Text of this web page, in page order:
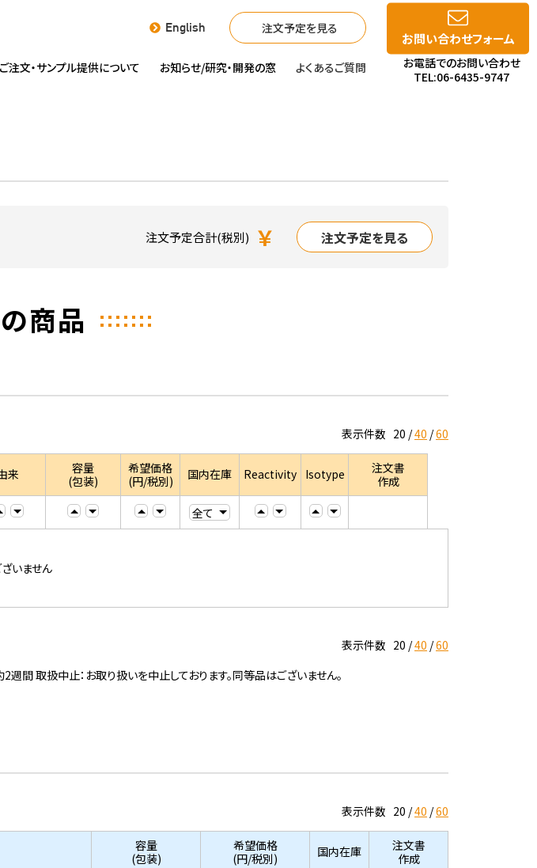
English 注文予定を見る
注文・サンプル提供について お知らせ/研究・開発の窓 よくあるご質問
お問い合わせフォーム
お電話でのお問い合わせ
TEL:06-6435-9747
注文予定合計(税別) ￥ 注文予定を見る
商品
表示件数 20 40 60
来
容量
(包装)
希望価格
(円/税別)
国内在庫 Reactivity Isotype
注文書
作成
いません
表示件数 20 40 60
取扱中止：お取り扱いを中止しております。同等品はございません。
表示件数 20 40 60
容量
(包装)
希望価格
(円/税別)
国内在庫
注文書
作成